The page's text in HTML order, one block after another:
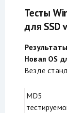
Тесты
для SSD
Новая OS
Везде
MD5